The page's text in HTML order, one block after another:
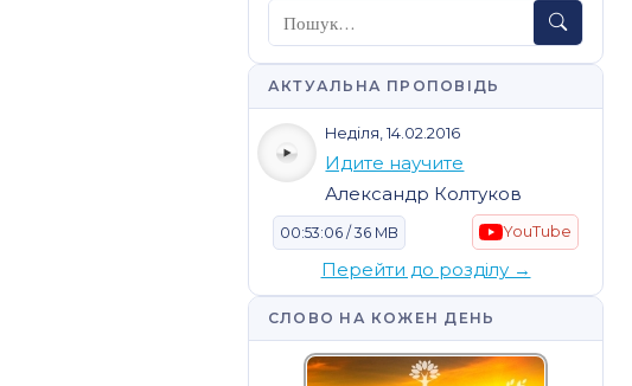
Пошук
АКТУАЛЬНА ПРОПОВІДЬ
Неділя, 14.02.2016
Идите научите
Александр Колтуков
00:53:06 / 36 MB YouTube
Перейти до розділу →
СЛОВО НА КОЖЕН ДЕНЬ